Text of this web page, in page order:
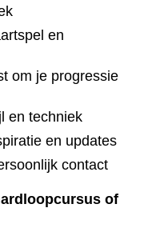
en
om je progressie
en techniek
en updates
contact
of